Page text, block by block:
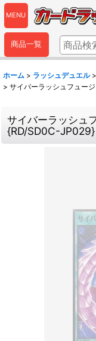
MENU
商品一覧
ホーム > ラッシュデュエル >
> サイバーラッシュフュー
サイバーラッシュ
{RD/SD0C-JP029}